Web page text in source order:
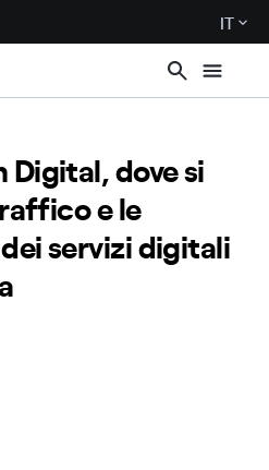
IT
dove si
e le
servizi digitali